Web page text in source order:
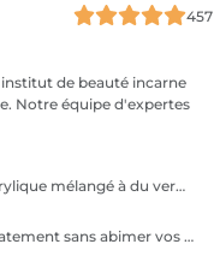
457
de beauté incarne
Le vernis semi-permanent est un gel acrylique mélangé à du vernis, appliqué sur l'ongle et durci par des UV. Il a la même texture qu'un vernis classique, est aussi liquide et a encore plus de brillance. Il reste impeccable, sans ternir et sans s'écailler.
Votre vernis permanent sera retiré délicatement sans abimer vos ongles. La manucure est un soin des mains comprenant le limage des ongles, la pousse et la coupe des cuticules, massage avec crème de soin et application d'un vernis transparent si désiré.